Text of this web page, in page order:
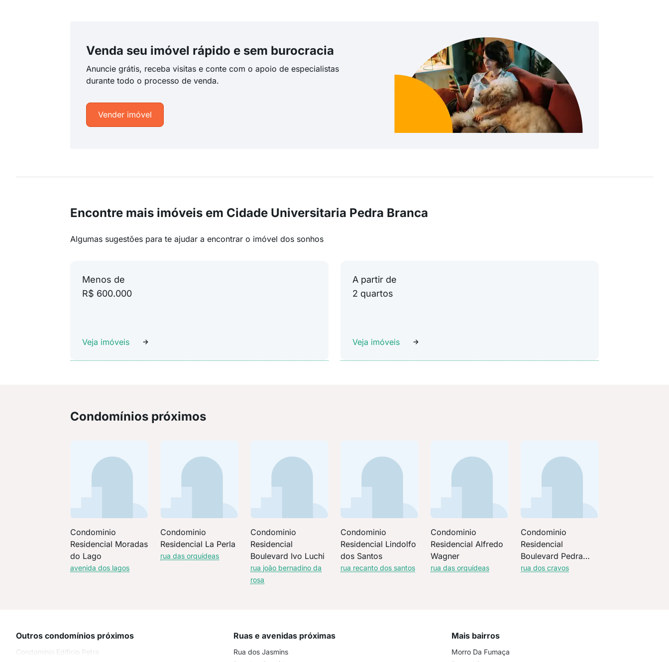
Venda seu imóvel rápido e sem burocracia
Anuncie grátis, receba visitas e conte com o apoio de especialistas
durante todo o processo de venda.
Vender imóvel
Encontre mais imóveis em Cidade Universitaria Pedra Branca
Algumas sugestões para te ajudar a encontrar o imóvel dos sonhos
Menos de
R$ 600.000
Veja imóveis
A partir de
2 quartos
Veja imóveis
Condomínios próximos
Condominio
Residencial Moradas
do Lago
avenida dos lagos
Condominio
Residencial La Perla
rua das orquídeas
Condominio
Residencial
Boulevard Ivo Luchi
rua joão bernadino da
rosa
Condominio
Residencial Lindolfo
dos Santos
rua recanto dos santos
Condominio
Residencial Alfredo
Wagner
rua das orquídeas
Condominio
Residencial
Boulevard Pedra
Branca
rua dos cravos
Outros condomínios próximos
Condominio Edificio Petra
Ruas e avenidas próximas
Rua dos Jasmins
Mais bairros
Morro Da Fumaça